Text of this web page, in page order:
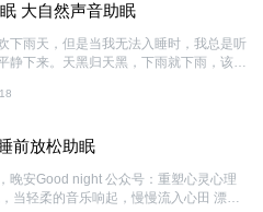
大自然声音助眠
下雨天，但是当我无法入睡时，我总是听
静下来。天黑归天黑，下雨就下雨，该来
而安，因为有了能自己站稳的底气。
18
前放松助眠
night 公众号：重塑心灵心理
轻柔的音乐响起，慢慢流入心田 漂泊